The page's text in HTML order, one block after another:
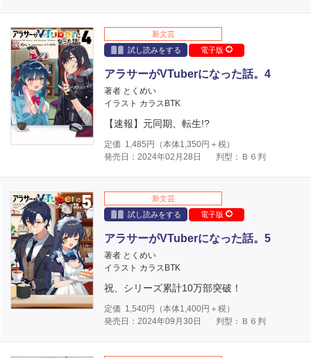
新文芸
試し読みをする
電子版
アラサーがVTuberになった話。4
著者 とくめい
イラスト カラスBTK
【速報】元同期、転生!?
定価 1,485 円（本体1,350円＋税）
発売日：2024年02月28日
判型：Ｂ６判
新文芸
試し読みをする
電子版
アラサーがVTuberになった話。5
著者 とくめい
イラスト カラスBTK
祝、シリーズ累計10万部突破！
定価 1,540円（本体1,400円＋税）
発売日：2024年09月30日
判型：Ｂ６判